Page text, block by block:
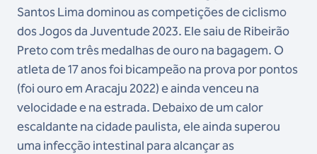
Santos Lima dominou as competições de ciclismo
dos Jogos da Juventude 2023. Ele saiu de Ribeirão
Preto com três medalhas de ouro na bagagem. O
atleta de 17 anos foi bicampeão na prova por pontos
(foi ouro em Aracaju 2022) e ainda venceu na
velocidade e na estrada. Debaixo de um calor
escaldante na cidade paulista, ele ainda superou
uma infecção intestinal para alcançar as